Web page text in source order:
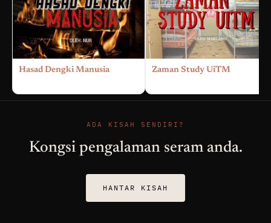
Hasad Dengki Manusia Zaman Study UiTM
ADA KISAH SENDIRI?
Kongsi pengalaman seram anda.
HANTAR KISAH